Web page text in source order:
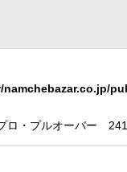
namchebazar.co.jp/
ロ・プルオーバー